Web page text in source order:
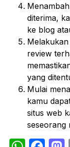
diterima,
ke blog
review
yang
Mulai
kamu
situs web
seseorang